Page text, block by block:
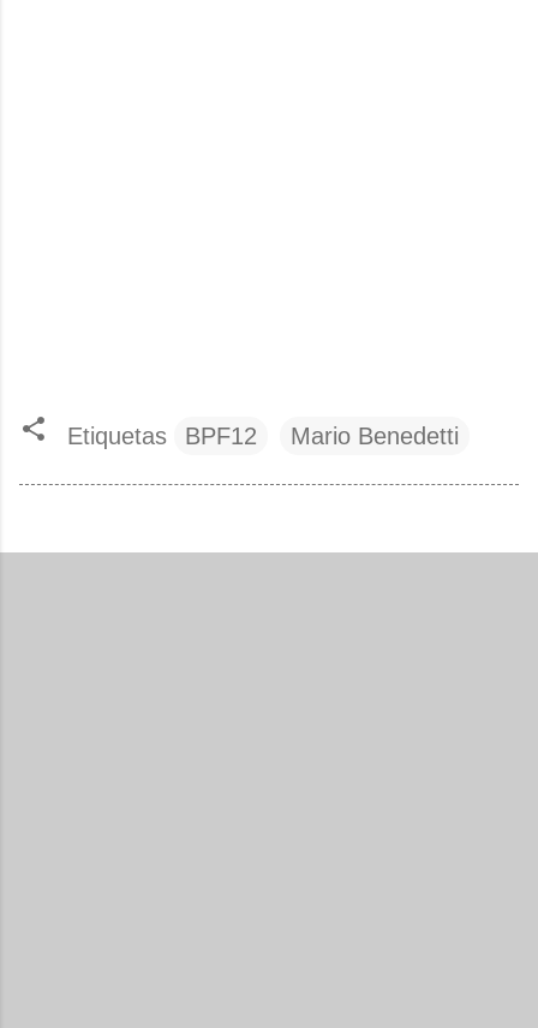
Etiquetas BPF12 Mario Benedetti